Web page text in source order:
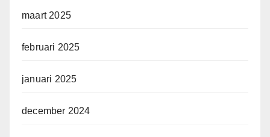
maart 2025
februari 2025
januari 2025
december 2024